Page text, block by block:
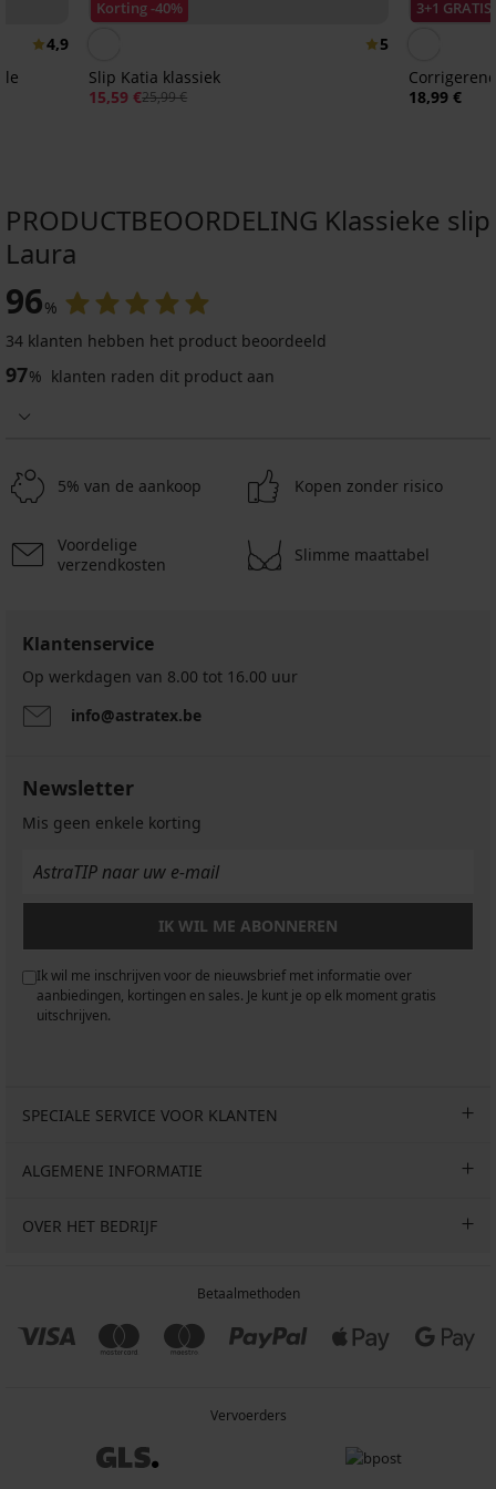
4,9
Korting -40%
5
Slip Katia klassiek
15,59 €25,99 €
3+1 GRATIS
18,99 €
PAK
Michela
14,99
actie
3+1
slip
modal
7,69
actie
3+1
Slip
€
11,19
PRODUCTBEOORDELING Klassieke slip
Laura
96%
34 klanten hebben het product beoordeeld
97% klanten raden dit product aan
5% van de aankoop Kopen zonder risico
Voordelige
verzendkosten
Slimme maattabel
Klantenservice
Op werkdagen van 8.00 tot 16.00 uur
info@astratex.be
Newsletter
Mis geen enkele korting
IK WIL ME ABONNEREN
Ik wil me inschrijven voor de nieuwsbrief met informatie over
aanbiedingen, kortingen en sales. Je kunt je op elk moment gratis
uitschrijven.
SPECIALE SERVICE VOOR KLANTEN
ALGEMENE INFORMATIE
OVER HET BEDRIJF
Betaalmethoden
Vervoerders